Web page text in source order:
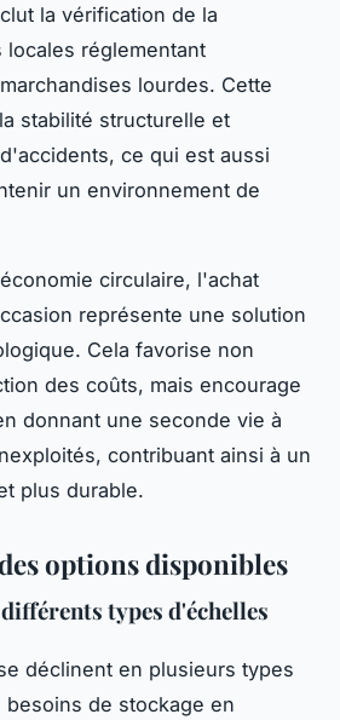
la vérification de la
réglementant
lourdes. Cette
stabilité structurelle et
ce qui est aussi
un environnement de
circulaire, l'achat
représente une solution
Cela favorise non
des coûts, mais encourage
donnant une seconde vie à
contribuant ainsi à un
plus durable.
options disponibles
types d'échelles
déclinent en plusieurs types
de stockage en